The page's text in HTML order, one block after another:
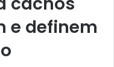
e definem